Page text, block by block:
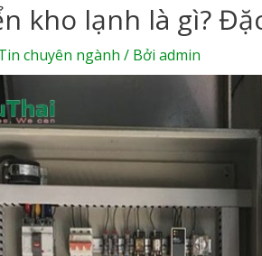
kho lạnh là gì?
chuyên ngành / Bởi admin